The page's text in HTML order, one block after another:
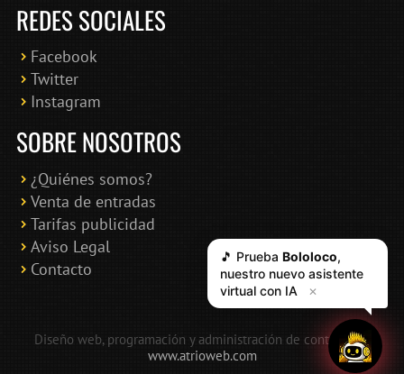
REDES SOCIALES
Facebook
Twitter
Instagram
SOBRE NOSOTROS
¿Quiénes somos?
Venta de entradas
Tarifas publicidad
Aviso Legal
Contacto
Diseño web, programación y administración de contenidos:
www.atrioweb.com
🎵 Prueba Bololoco,
nuestro nuevo asistente
virtual con IA
✕